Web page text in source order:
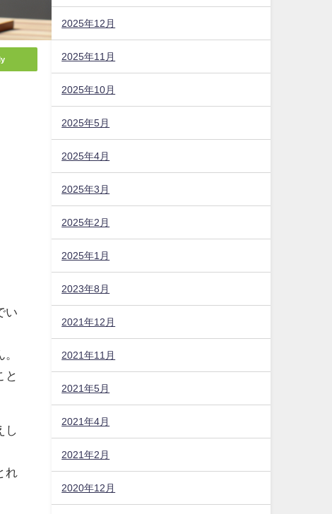
い
と
し
れ
2025年12月
2025年11月
2025年10月
2025年5月
2025年4月
2025年3月
2025年2月
2025年1月
2023年8月
2021年12月
2021年11月
2021年5月
2021年4月
2021年2月
2020年12月